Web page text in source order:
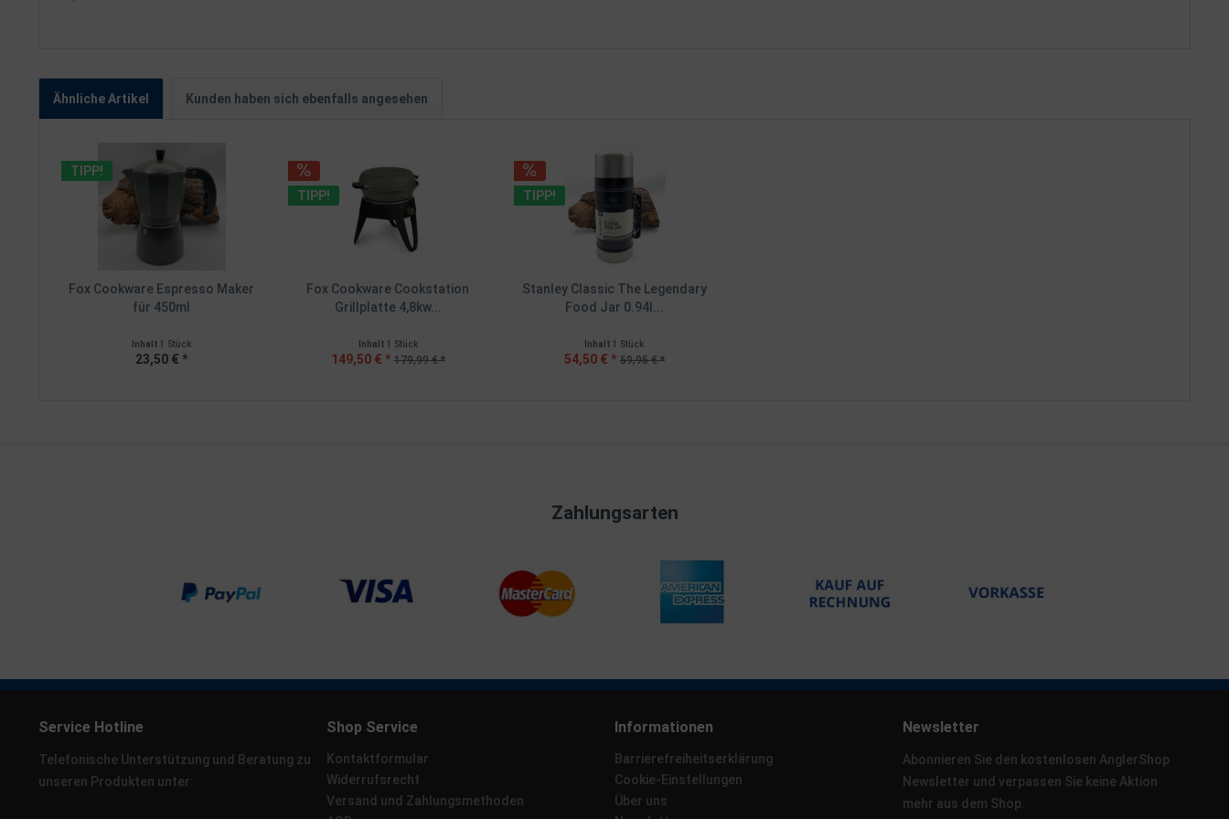
Ähnliche Artikel Kunden haben sich ebenfalls angesehen
TIPP!
Fox Cookware Espresso Maker
für 450ml
Inhalt1 Stück
23,50 € *
TIPP!
Fox Cookware Cookstation
Grillplatte 4,8kw...
Inhalt 1 Stück
149,50 € * 179,99 € *
TIPP!
Stanley Classic The Legendary
Food Jar 0.94l...
Inhalt1 Stück
54,50 € * 59,95 € *
Zahlungsarten
Service Hotline
Telefonische Unterstützung und Beratung zu
unseren Produkten unter:
Shop Service
Kontaktformular
Widerrufsrecht
Versand und Zahlungsmethoden
Informationen
Barrierefreiheitserklärung
Cookie-Einstellungen
Über uns
Newsletter
Abonnieren Sie den kostenlosen AnglerShop
Newsletter und verpassen Sie keine Aktion
mehr aus dem Shop.